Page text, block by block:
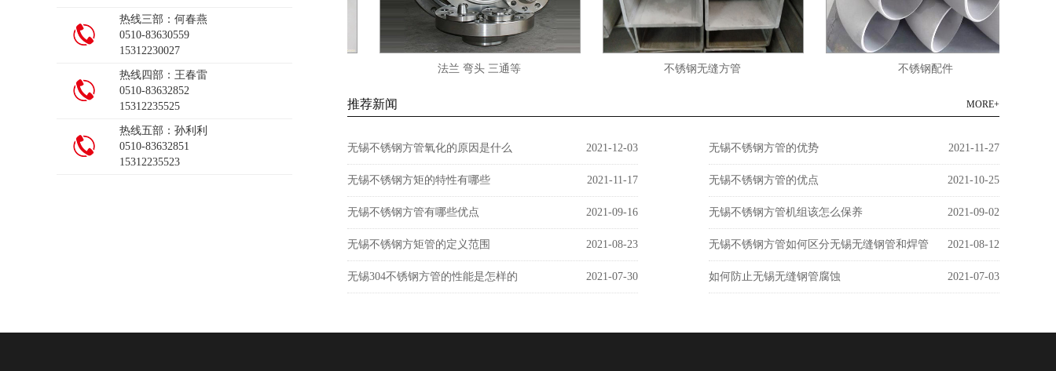
热线三部：何春燕
0510-83630559
15312230027
热线四部：王春雷
0510-83632852
15312235525
热线五部：孙利利
0510-83632851
15312235523
法兰 弯头 三通等 不锈钢无缝方管 不锈钢配件
推荐新闻 MORE+
无锡不锈钢方管氧化的原因是什么 2021-12-03 无锡不锈钢方管的优势 2021-11-27
无锡不锈钢方矩的特性有哪些 2021-11-17 无锡不锈钢方管的优点 2021-10-25
无锡不锈钢方管有哪些优点 2021-09-16 无锡不锈钢方管机组该怎么保养 2021-09-02
无锡不锈钢方矩管的定义范围 2021-08-23 无锡不锈钢方管如何区分无锡无缝钢管和焊管 2021-08-12
无锡304不锈钢方管的性能是怎样的 2021-07-30 如何防止无锡无缝钢管腐蚀 2021-07-03